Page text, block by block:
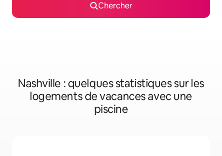
Chercher
Nashville : quelques statistiques sur les
logements de vacances avec une
piscine